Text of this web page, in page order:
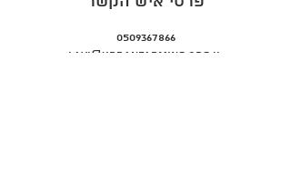
0509367866
Lavi@urbanfarming.org.il